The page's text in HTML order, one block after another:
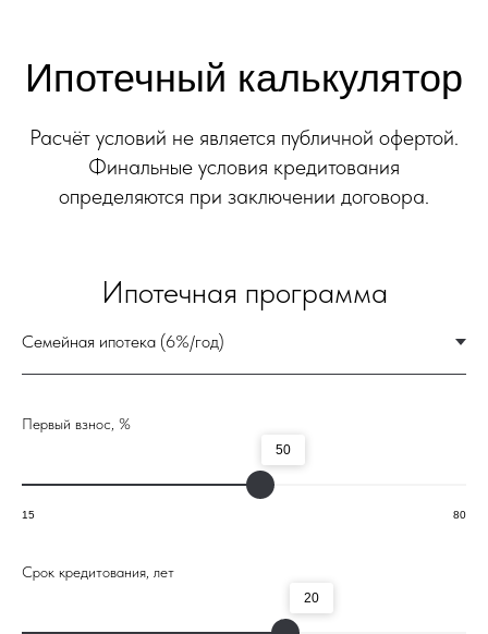
Первый взнос, %
50
15 80
Срок кредитования, лет
20